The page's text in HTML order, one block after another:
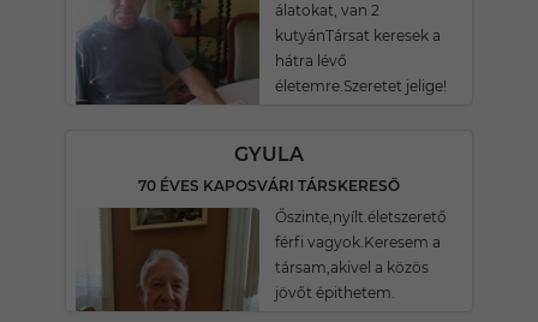
álatokat, van 2
kutyánTársat keresek a
hátra lévő
életemre.Szeretet jelige!
GYULA
70 ÉVES KAPOSVÁRI TÁRSKERESŐ
Őszinte,nyílt.életszerető
férfi vagyok.Keresem a
társam,akivel a közös
jövőt épithetem.